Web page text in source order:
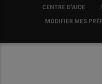
CENTRE D'AIDE
MODIFIER MES